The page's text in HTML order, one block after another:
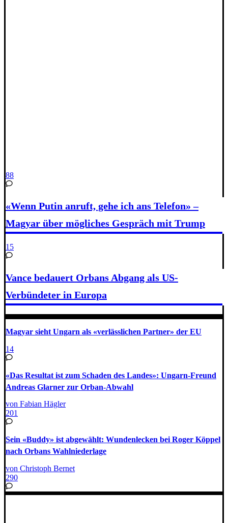
88
«Wenn Putin anruft, gehe ich ans Telefon» –
Magyar über mögliches Gespräch mit Trump
15
Vance bedauert Orbans Abgang als US-
Verbündeter in Europa
Magyar sieht Ungarn als «verlässlichen Partner» der EU
14
«Das Resultat ist zum Schaden des Landes»: Ungarn-Freund
Andreas Glarner zur Orban-Abwahl
von Fabian Hägler
201
Sein «Buddy» ist abgewählt: Wundenlecken bei Roger Köppel
nach Orbans Wahlniederlage
von Christoph Bernet
290